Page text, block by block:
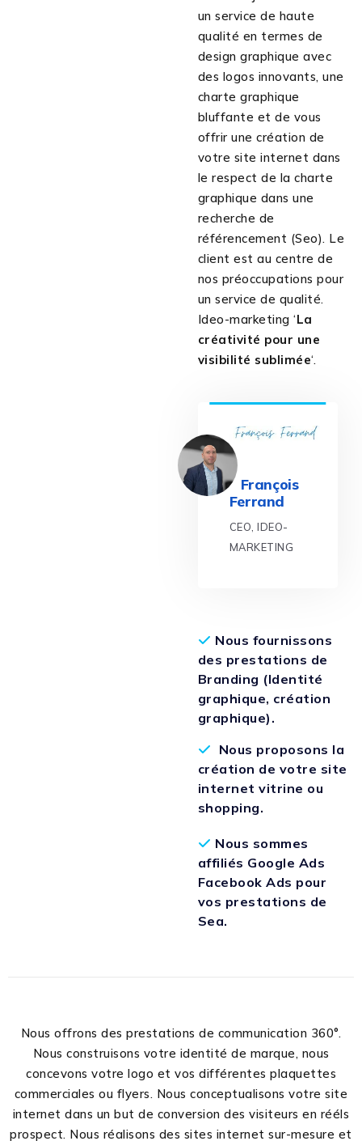
un service de haute
qualité en termes de
design graphique avec
des logos innovants, une
charte graphique
bluffante et de vous
offrir une création de
votre site internet dans
le respect de la charte
graphique dans une
recherche de
référencement (Seo). Le
client est au centre de
nos préoccupations pour
un service de qualité.
Ideo-marketing ‘La
créativité pour une
visibilité sublimée‘.
François
Ferrand
CEO, IDEO-
MARKETING
Nous fournissons
des prestations de
Branding (Identité
graphique, création
graphique).
Nous proposons la
création de votre site
internet vitrine ou
shopping.
Nous sommes
affiliés Google Ads
Facebook Ads pour
vos prestations de
Sea.
Nous offrons des prestations de communication 360°.
Nous construisons votre identité de marque, nous
concevons votre logo et vos différentes plaquettes
commerciales ou flyers. Nous conceptualisons votre site
internet dans un but de conversion des visiteurs en rééls
prospect. Nous réalisons des sites internet sur-mesure et